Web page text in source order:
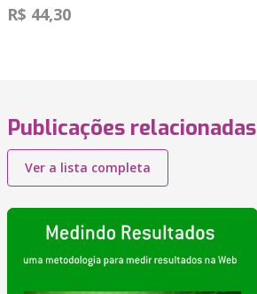
R$ 44,30
Publicações relacionadas
Ver a lista completa